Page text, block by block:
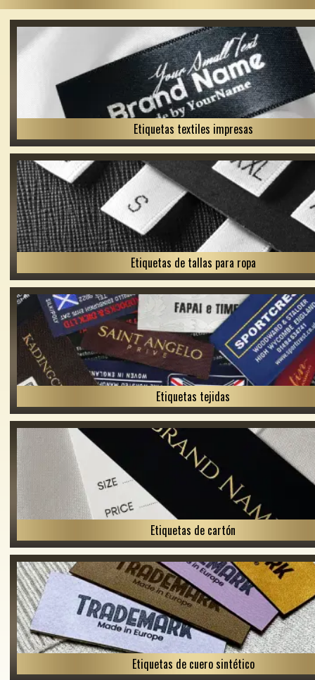
Etiquetas textiles impresas
Etiquetas de tallas para ropa
Etiquetas tejidas
Etiquetas de cartón
Etiquetas de cuero sintético